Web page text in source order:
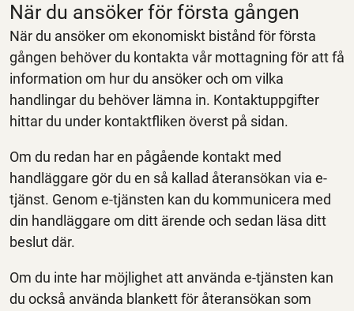
När du ansöker för första gången
När du ansöker om ekonomiskt bistånd för första
gången behöver du kontakta vår mottagning för att få
information om hur du ansöker och om vilka
handlingar du behöver lämna in. Kontaktuppgifter
hittar du under kontaktfliken överst på sidan.
Om du redan har en pågående kontakt med
handläggare gör du en så kallad återansökan via e-
tjänst. Genom e-tjänsten kan du kommunicera med
din handläggare om ditt ärende och sedan läsa ditt
beslut där.
Om du inte har möjlighet att använda e-tjänsten kan
du också använda blankett för återansökan som